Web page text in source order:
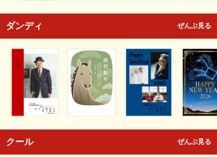
ダンディ ぜんぶ見る
クール ぜんぶ見る